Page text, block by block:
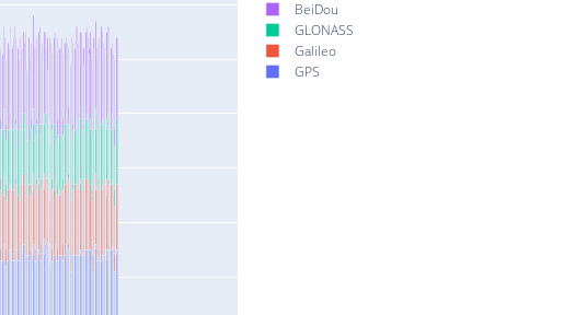
BeiDou
GLONASS
Galileo
GPS